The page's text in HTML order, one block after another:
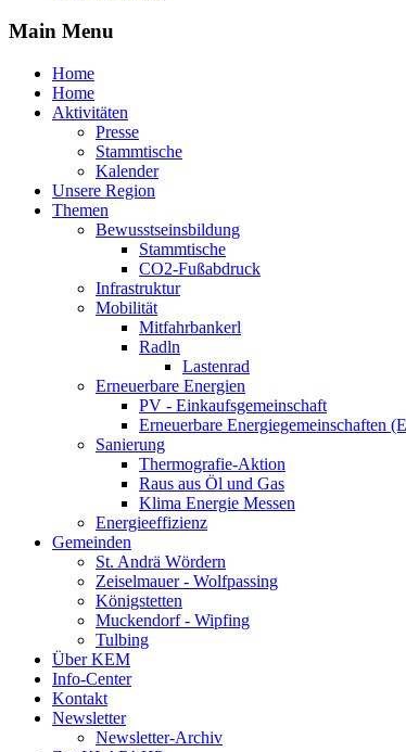
Main Menu
Home
Home
Aktivitäten
Presse
Stammtische
Kalender
Unsere Region
Themen
Bewusstseinsbildung
Stammtische
CO2-Fußabdruck
Infrastruktur
Mobilität
Mitfahrbankerl
Radln
Lastenrad
Erneuerbare Energien
PV - Einkaufsgemeinschaft
Erneuerbare Energiegemeinschaften
Sanierung
Thermografie-Aktion
Raus aus Öl und Gas
Klima Energie Messen
Energieeffizienz
Gemeinden
St. Andrä Wördern
Zeiselmauer - Wolfpassing
Königstetten
Muckendorf - Wipfing
Tulbing
Über KEM
Info-Center
Kontakt
Newsletter
Newsletter-Archiv